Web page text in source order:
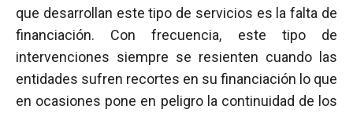
que desarrollan este tipo de servicios es la falta de
financiación. Con frecuencia, este tipo de
intervenciones siempre se resienten cuando las
entidades sufren recortes en su financiación lo que
en ocasiones pone en peligro la continuidad de los